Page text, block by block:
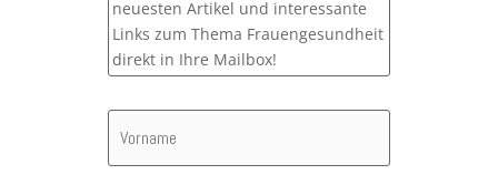
neuesten Artikel und interessante
Links zum Thema Frauengesundheit
direkt in Ihre Mailbox!